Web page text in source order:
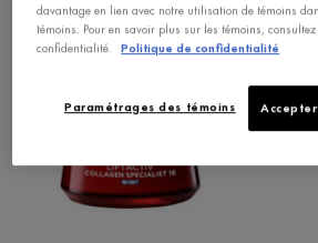
FORMULE AMÉLIORÉE FORMULE
davantage en lien avec notre utilisation de témoins
témoins. Pour en savoir plus sur les témoins,
confidentialité.
Politique de confidentialité
Paramétrages des témoins